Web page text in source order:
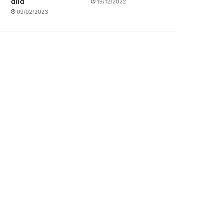
09/02/2023
19/12/2022